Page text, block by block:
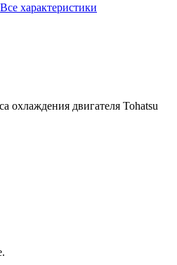
Все характеристики
охлаждения двигателя Tohatsu